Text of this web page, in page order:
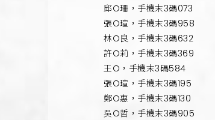
邱O珊，手機末3碼073
張O瑄，手機末3碼958
林O良，手機末3碼632
許O莉，手機末3碼369
王O，手機末3碼584
張O瑄，手機末3碼195
鄭O惠，手機末3碼130
吳O哲，手機末3碼905